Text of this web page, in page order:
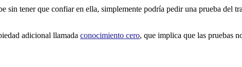
tener que confiar en ella, simplemente podría pedir una prueba del
adicional llamada conocimiento cero, que implica que las pruebas